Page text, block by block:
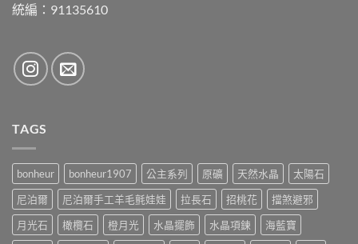
統編：91135610
TAGS
bonheur bonheur1907 公主系列 原礦 天然水晶
太陽石
尼泊爾
尼泊爾手工羊毛氈娃娃 拉長石 招桃花
擋煞避邪
月光石
橄欖石 橙月光 水晶擺飾 水晶項鍊
海藍寶